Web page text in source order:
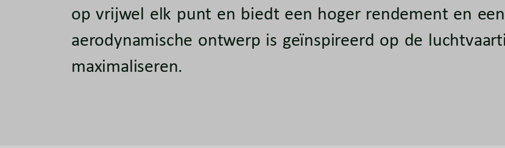
op vrijwel elk punt en biedt een hoger rendement en
aerodynamische ontwerp is geïnspireerd op de
maximaliseren.